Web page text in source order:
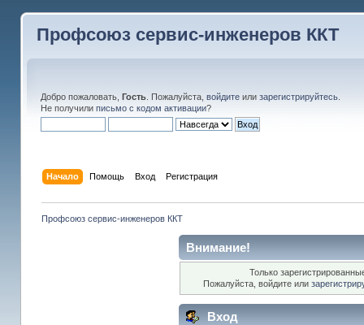
Профсоюз сервис-инженеров ККТ
Добро пожаловать, Гость. Пожалуйста, войдитеили зарегистрируйтесь.
Не получили письмо с кодом активации?
Начало Помощь Вход Регистрация
Профсоюз сервис-инженеров ККТ
Внимание!
Только
Пожалуйста, войдите или
Вход